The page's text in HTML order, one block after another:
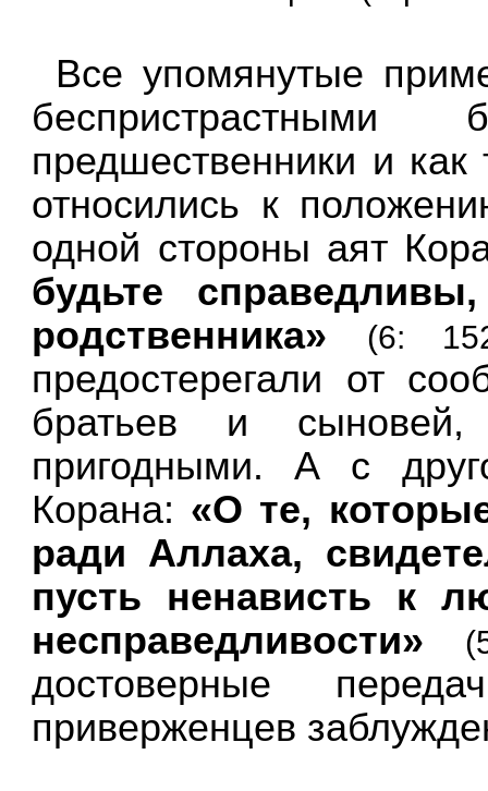
Все упомянутые
предшественники и
относились к
одной стороны аят
будьте
родственника»
(6:
предостерегали от
братьев и
пригодными. А с
Корана: «О те,
ради Аллаха,
пусть ненависть к
несправедливости»
достоверные
приверженцев